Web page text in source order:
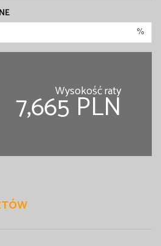
%
Wysokość raty
7,665 PLN